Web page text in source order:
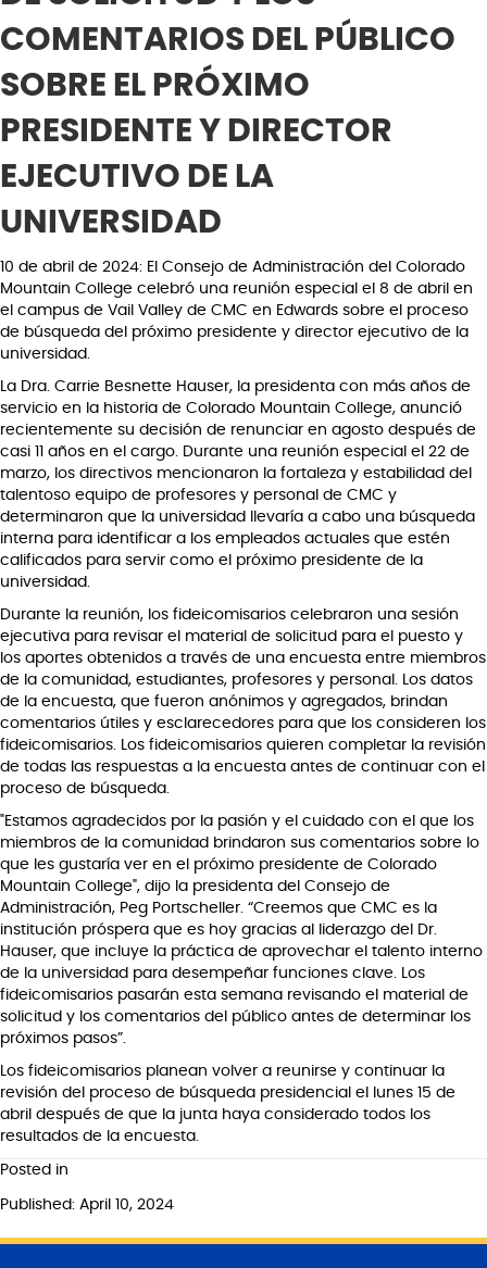
COMENTARIOS DEL PÚBLICO
SOBRE EL PRÓXIMO
PRESIDENTE Y DIRECTOR
EJECUTIVO DE LA
UNIVERSIDAD
10 de abril de 2024: El Consejo de Administración del Colorado
Mountain College celebró una reunión especial el 8 de abril en
el campus de Vail Valley de CMC en Edwards sobre el proceso
de búsqueda del próximo presidente y director ejecutivo de la
universidad.
La Dra. Carrie Besnette Hauser, la presidenta con más años de
servicio en la historia de Colorado Mountain College, anunció
recientemente su decisión de renunciar en agosto después de
casi 11 años en el cargo. Durante una reunión especial el 22 de
marzo, los directivos mencionaron la fortaleza y estabilidad del
talentoso equipo de profesores y personal de CMC y
determinaron que la universidad llevaría a cabo una búsqueda
interna para identificar a los empleados actuales que estén
calificados para servir como el próximo presidente de la
universidad.
Durante la reunión, los fideicomisarios celebraron una sesión
ejecutiva para revisar el material de solicitud para el puesto y
los aportes obtenidos a través de una encuesta entre miembros
de la comunidad, estudiantes, profesores y personal. Los datos
de la encuesta, que fueron anónimos y agregados, brindan
comentarios útiles y esclarecedores para que los consideren los
fideicomisarios. Los fideicomisarios quieren completar la revisión
de todas las respuestas a la encuesta antes de continuar con el
proceso de búsqueda.
"Estamos agradecidos por la pasión y el cuidado con el que los
miembros de la comunidad brindaron sus comentarios sobre lo
que les gustaría ver en el próximo presidente de Colorado
Mountain College", dijo la presidenta del Consejo de
Administración, Peg Portscheller. “Creemos que CMC es la
institución próspera que es hoy gracias al liderazgo del Dr.
Hauser, que incluye la práctica de aprovechar el talento interno
de la universidad para desempeñar funciones clave. Los
fideicomisarios pasarán esta semana revisando el material de
solicitud y los comentarios del público antes de determinar los
próximos pasos”.
Los fideicomisarios planean volver a reunirse y continuar la
revisión del proceso de búsqueda presidencial el lunes 15 de
abril después de que la junta haya considerado todos los
resultados de la encuesta.
Posted in
Published: April 10, 2024